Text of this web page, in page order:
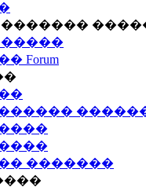
�������
Forum
�������